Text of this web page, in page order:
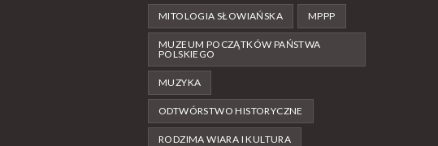
MITOLOGIA SŁOWIAŃSKA MPPP
MUZEUM POCZĄTKÓW PAŃSTWA
POLSKIEGO
MUZYKA
ODTWÓRSTWO HISTORYCZNE
RODZIMA WIARA I KULTURA